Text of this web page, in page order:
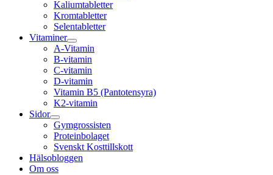
Kaliumtabletter
Kromtabletter
Selentabletter
Vitaminer
A-Vitamin
B-vitamin
C-vitamin
D-vitamin
Vitamin B5 (Pantotensyra)
K2-vitamin
Sidor
Gymgrossisten
Proteinbolaget
Svenskt Kosttillskott
Hälsobloggen
Om oss